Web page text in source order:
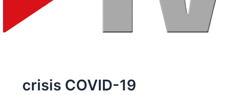
crisis COVID-19